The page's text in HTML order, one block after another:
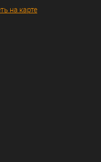
на карте